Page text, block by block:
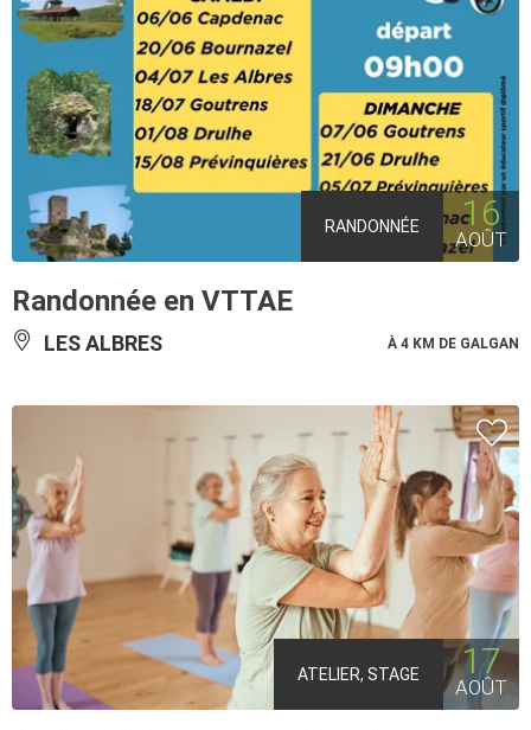
RANDONNÉE 16
AOÛT
Randonnée en VTTAE
LES ALBRES À 4 KM DE GALGAN
ATELIER, STAGE 17
AOÛT